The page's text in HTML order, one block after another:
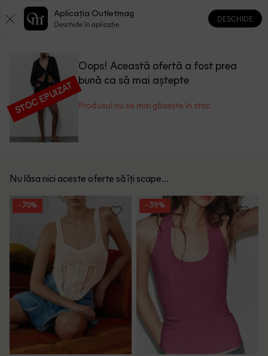
0 0
STOC EPUIZAT
Oops! Această ofertă a fost prea
bună ca să mai aștepte
Produsul nu se mai găsește în stoc
Nu lăsa nici aceste oferte să îți scape...
- 70% - 39%
Aplicația Outletmag
Deschide în aplicație
DESCHIDE